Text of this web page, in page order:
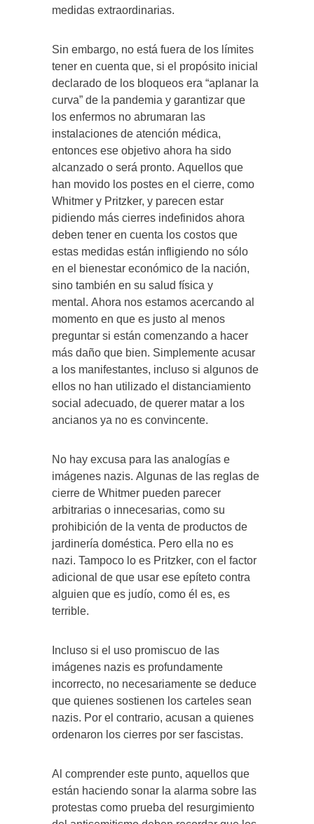
medidas extraordinarias.
Sin embargo, no está fuera de los límites
tener en cuenta que, si el propósito inicial
declarado de los bloqueos era “aplanar la
curva” de la pandemia y garantizar que
los enfermos no abrumaran las
instalaciones de atención médica,
entonces ese objetivo ahora ha sido
alcanzado o será pronto. Aquellos que
han movido los postes en el cierre, como
Whitmer y Pritzker, y parecen estar
pidiendo más cierres indefinidos ahora
deben tener en cuenta los costos que
estas medidas están infligiendo no sólo
en el bienestar económico de la nación,
sino también en su salud física y
mental. Ahora nos estamos acercando al
momento en que es justo al menos
preguntar si están comenzando a hacer
más daño que bien. Simplemente acusar
a los manifestantes, incluso si algunos de
ellos no han utilizado el distanciamiento
social adecuado, de querer matar a los
ancianos ya no es convincente.
No hay excusa para las analogías e
imágenes nazis. Algunas de las reglas de
cierre de Whitmer pueden parecer
arbitrarias o innecesarias, como su
prohibición de la venta de productos de
jardinería doméstica. Pero ella no es
nazi. Tampoco lo es Pritzker, con el factor
adicional de que usar ese epíteto contra
alguien que es judío, como él es, es
terrible.
Incluso si el uso promiscuo de las
imágenes nazis es profundamente
incorrecto, no necesariamente se deduce
que quienes sostienen los carteles sean
nazis. Por el contrario, acusan a quienes
ordenaron los cierres por ser fascistas.
Al comprender este punto, aquellos que
están haciendo sonar la alarma sobre las
protestas como prueba del resurgimiento